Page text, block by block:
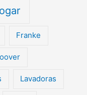
Franke
Lavadoras